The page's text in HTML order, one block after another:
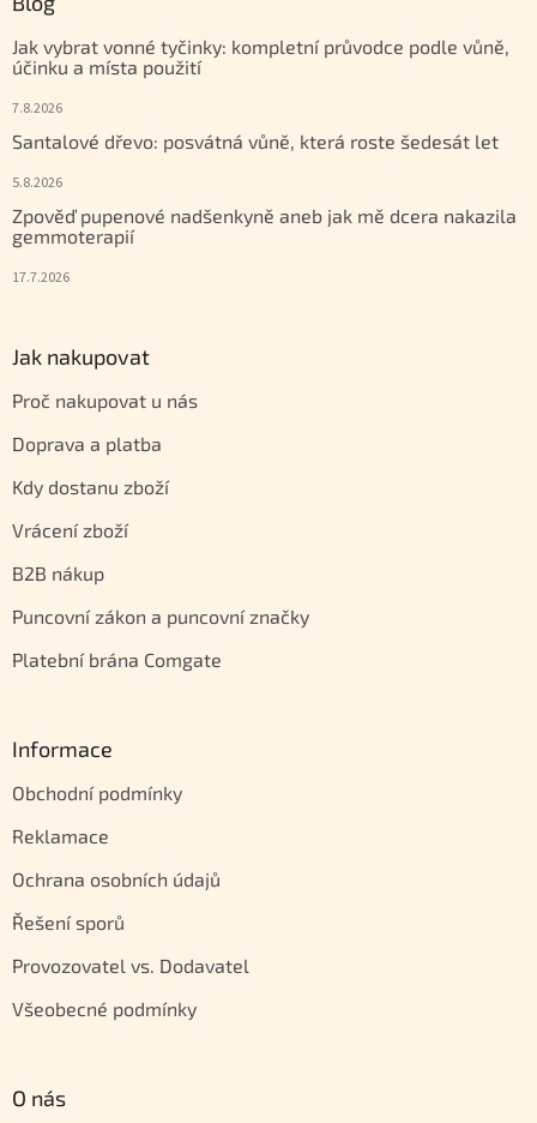
Jak vybrat vonné tyčinky: kompletní průvodce podle vůně,
účinku a místa použití
7.8.2026
Santalové dřevo: posvátná vůně, která roste šedesát let
5.8.2026
Zpověď pupenové nadšenkyně aneb jak mě dcera nakazila
gemmoterapií
17.7.2026
Jak nakupovat
Proč nakupovat u nás
Doprava a platba
Kdy dostanu zboží
Vrácení zboží
B2B nákup
Puncovní zákon a puncovní značky
Platební brána Comgate
Informace
Obchodní podmínky
Reklamace
Ochrana osobních údajů
Řešení sporů
Provozovatel vs. Dodavatel
Všeobecné podmínky
O nás